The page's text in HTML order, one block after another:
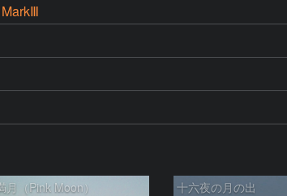
月（Pink Moon） 十六夜の月の出